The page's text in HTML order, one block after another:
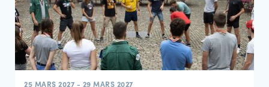
25 MARS 2027 - 29 MARS 2027